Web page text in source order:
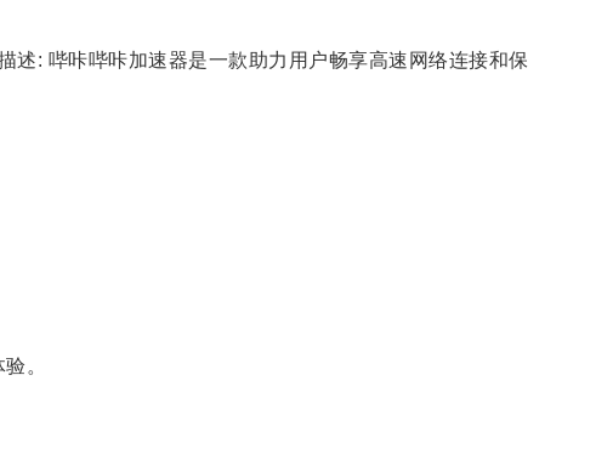
: 哔咔哔咔加速器是一款助力用户畅享高速网络连接和保
。